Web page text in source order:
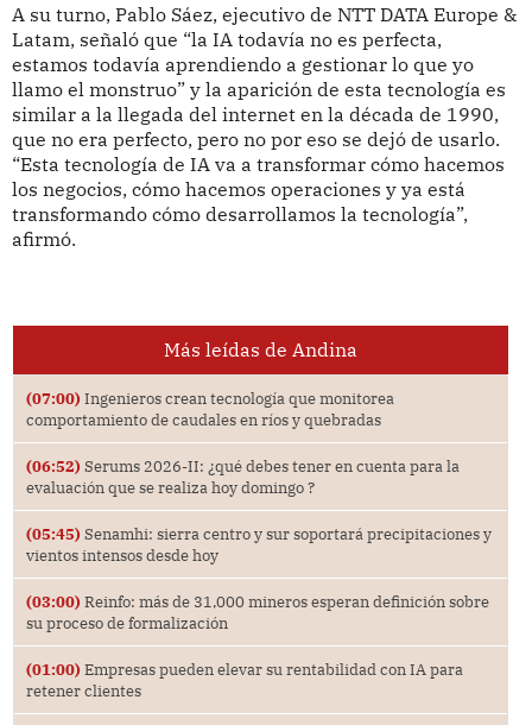
A su turno, Pablo Sáez, ejecutivo de NTT DATA Europe &
Latam, señaló que “la IA todavía no es perfecta,
estamos todavía aprendiendo a gestionar lo que yo
llamo el monstruo” y la aparición de esta tecnología es
similar a la llegada del internet en la década de 1990,
que no era perfecto, pero no por eso se dejó de usarlo.
“Esta tecnología de IA va a transformar cómo hacemos
los negocios, cómo hacemos operaciones y ya está
transformando cómo desarrollamos la tecnología”,
afirmó.
Más leídas de Andina
(07:00) Ingenieros crean tecnología que monitorea
comportamiento de caudales en ríos y quebradas
(06:52) Serums 2026-II: ¿qué debes tener en cuenta para la
evaluación que se realiza hoy domingo ?
(05:45) Senamhi: sierra centro y sur soportará precipitaciones y
vientos intensos desde hoy
(03:00) Reinfo: más de 31,000 mineros esperan definición sobre
su proceso de formalización
(01:00) Empresas pueden elevar su rentabilidad con IA para
retener clientes